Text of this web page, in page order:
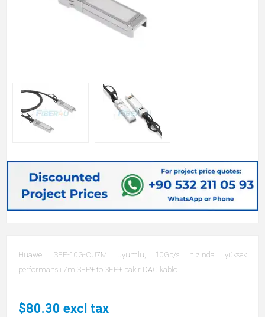
Huawei SFP-10G-CU7M uyumlu, 10Gb/s hızında yüksek
performanslı 7m SFP+ to SFP+ bakır DAC kablo.
$80.30 excl tax